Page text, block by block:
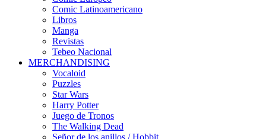
Comic Latinoamericano
Libros
Manga
Revistas
Tebeo Nacional
MERCHANDISING
Vocaloid
Puzzles
Star Wars
Harry Potter
Juego de Tronos
The Walking Dead
Señor de los anillos / Hobbit